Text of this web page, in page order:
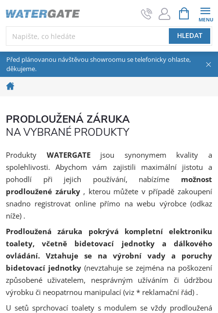
HLEDAT
Před plánovanou návštěvou showroomu se telefonicky ohlaste,
děkujeme.
PRODLOUŽENÁ ZÁRUKA
NA VYBRANÉ PRODUKTY
Produkty WATERGATEjsou synonymem kvality a
spolehlivosti. Abychom vám zajistili maximální jistotu a
pohodlí při jejich používání, nabízíme možnost
prodloužené záruky, kterou můžete v případě zakoupení
snadno registrovat online přímo na webu výrobce (odkaz
níže) .
Prodloužená záruka pokrývá kompletní elektroniku
toalety, včetně bidetovací jednotky a dálkového
ovládání. Vztahuje se na výrobní vady a poruchy
bidetovací jednotky (nevztahuje se zejména na poškození
způsobené uživatelem, nesprávným užíváním či údržbou
výrobku či neopatrnou manipulací (viz * reklamační řád) .
U setů sprchovací toalety s modulem se vždy prodloužená